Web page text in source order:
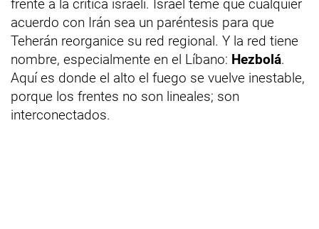
frente a la crítica israelí. Israel teme que cualquier
acuerdo con Irán sea un paréntesis para que
Teherán reorganice su red regional. Y la red tiene
nombre, especialmente en el Líbano: Hezbolá.
Aquí es donde el alto el fuego se vuelve inestable,
porque los frentes no son lineales; son
interconectados.